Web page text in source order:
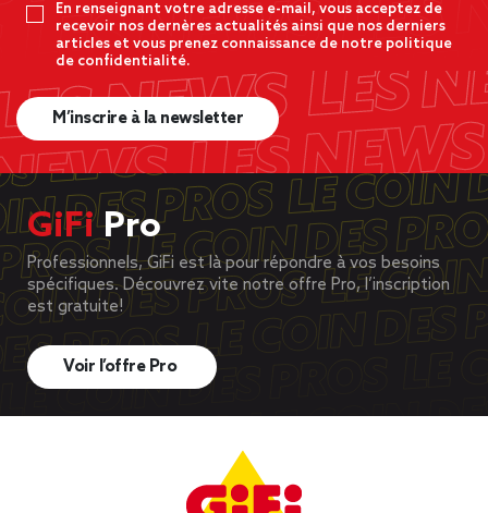
En renseignant votre adresse e-mail, vous acceptez de
recevoir nos dernères actualités ainsi que nos derniers
articles et vous prenez connaissance de notre politique
de confidentialité.
M’inscrire à la newsletter
GiFiPro
Professionnels, GiFi est là pour répondre à vos besoins
spécifiques. Découvrez vite notre offre Pro, l’inscription
est gratuite!
Voir l’offre Pro